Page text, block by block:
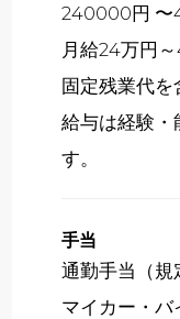
240000円
月給24万円
固定残業代を
給与は経験・
す。
手当
通勤手当（規
マイカー・